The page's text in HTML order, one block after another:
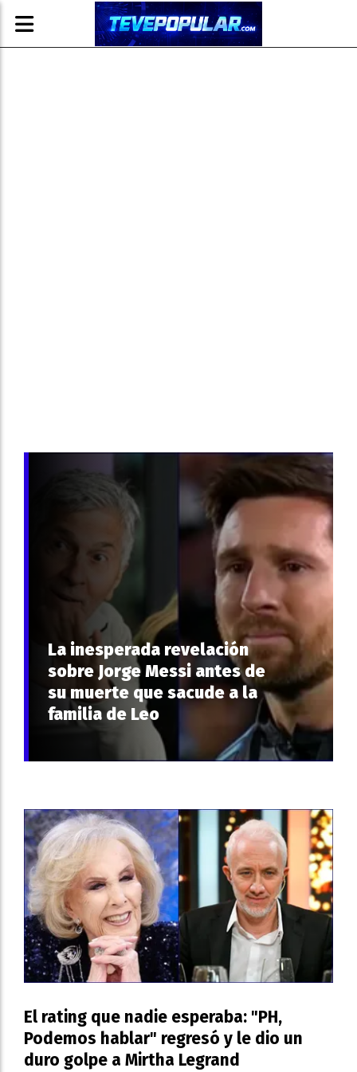
La inesperada revelación
sobre Jorge Messi antes de
su muerte que sacude a la
familia de Leo
El rating que nadie esperaba: "PH,
Podemos hablar" regresó y le dio un
duro golpe a Mirtha Legrand